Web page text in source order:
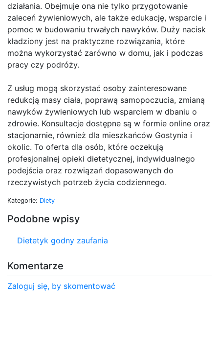
działania. Obejmuje ona nie tylko przygotowanie
zaleceń żywieniowych, ale także edukację, wsparcie i
pomoc w budowaniu trwałych nawyków. Duży nacisk
kładziony jest na praktyczne rozwiązania, które
można wykorzystać zarówno w domu, jak i podczas
pracy czy podróży.
Z usług mogą skorzystać osoby zainteresowane
redukcją masy ciała, poprawą samopoczucia, zmianą
nawyków żywieniowych lub wsparciem w dbaniu o
zdrowie. Konsultacje dostępne są w formie online oraz
stacjonarnie, również dla mieszkańców Gostynia i
okolic. To oferta dla osób, które oczekują
profesjonalnej opieki dietetycznej, indywidualnego
podejścia oraz rozwiązań dopasowanych do
rzeczywistych potrzeb życia codziennego.
Kategorie: Diety
Podobne wpisy
Dietetyk godny zaufania
Komentarze
Zaloguj się, by skomentować